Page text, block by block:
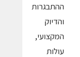
ההתבגרות
והדיוק
המקצועי,
עולות